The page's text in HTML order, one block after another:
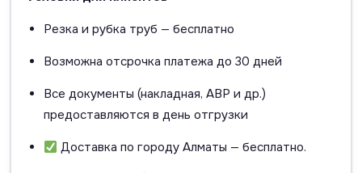
Резка и рубка труб — бесплатно
Возможна отсрочка платежа до 30 дней
Все документы (накладная, АВР и др.)
предоставляются в день отгрузки
Доставка по городу Алматы — бесплатно.